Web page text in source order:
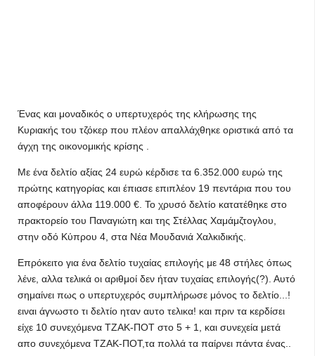
Ένας και μοναδικός ο υπερτυχερός της κλήρωσης της
Κυριακής του τζόκερ που πλέον απαλλάχθηκε οριστικά από τα
άγχη της οικονομικής κρίσης .
Με ένα δελτίο αξίας 24 ευρώ κέρδισε τα 6.352.000 ευρώ της
πρώτης κατηγορίας και έπιασε επιπλέον 19 πεντάρια που του
αποφέρουν άλλα 119.000 €. Το χρυσό δελτίο κατατέθηκε στο
πρακτορείο του Παναγιώτη και της Στέλλας Χαμάμζτογλου,
στην οδό Κύπρου 4, στα Νέα Μουδανιά Χαλκιδικής.
Επρόκειτο για ένα δελτίο τυχαίας επιλογής με 48 στήλες όπως
λένε, αλλα τελικά οι αριθμοί δεν ήταν τυχαίας επιλογής(?). Αυτό
σημαίνει πως ο υπερτυχερός συμπλήρωσε μόνος το δελτίο...!
ειναι άγνωστο τι δελτίο ηταν αυτο τελικα! και πριν τα κερδίσει
είχε 10 συνεχόμενα ΤΖΑΚ-ΠΟΤ στο 5 + 1, και συνεχεία μετά
απο συνεχόμενα ΤΖΑΚ-ΠΟΤ,τα πολλά τα παίρνει πάντα ένας..